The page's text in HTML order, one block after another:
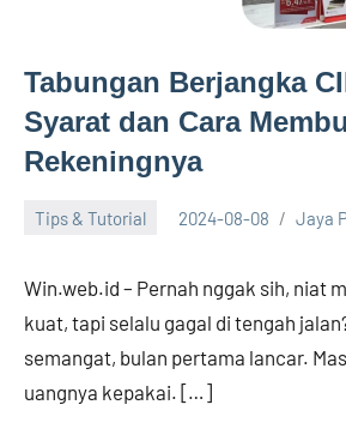
Tabungan Berjangka
Syarat dan Cara
Rekeningnya
Tips & Tutorial 2024-08-08 Jaya
Win.web.id – Pernah nggak sih, niat
kuat, tapi selalu gagal di tengah
semangat, bulan pertama lancar.
uangnya kepakai. […]